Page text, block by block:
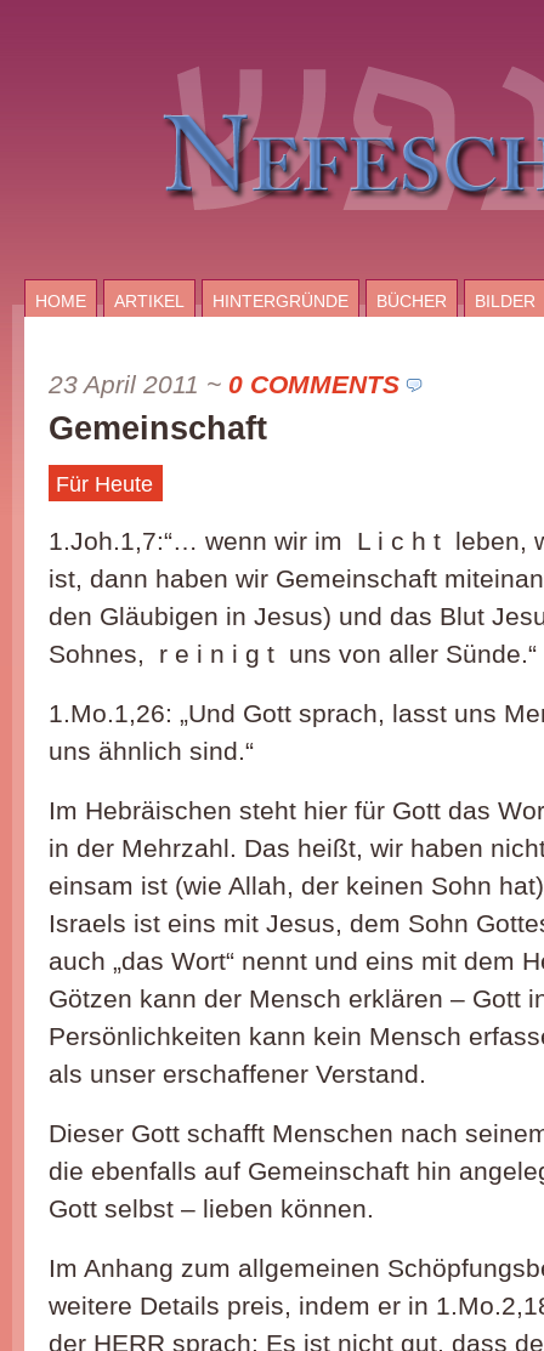
HOME ARTIKEL HINTERGRÜNDE BÜCHER BILDER
23 April 2011 ~ 0 COMMENTS
Gemeinschaft
Für Heute
1.Joh.1,7:“… wenn wir im L i c h t leben,
ist, dann haben wir Gemeinschaft
den Gläubigen in Jesus) und das Blut
Sohnes, r e i n i g t uns von aller Sünde.“
1.Mo.1,26: „Und Gott sprach, lasst uns
uns ähnlich sind.“
Im Hebräischen steht hier für Gott das
in der Mehrzahl. Das heißt, wir haben
einsam ist (wie Allah, der keinen Sohn
Israels ist eins mit Jesus, dem Sohn
auch „das Wort“ nennt und eins mit dem
Götzen kann der Mensch erklären – Gott
Persönlichkeiten kann kein Mensch
als unser erschaffener Verstand.
Dieser Gott schafft Menschen nach
die ebenfalls auf Gemeinschaft hin
Gott selbst – lieben können.
Im Anhang zum allgemeinen
weitere Details preis, indem er in
der HERR sprach: Es ist nicht gut, dass